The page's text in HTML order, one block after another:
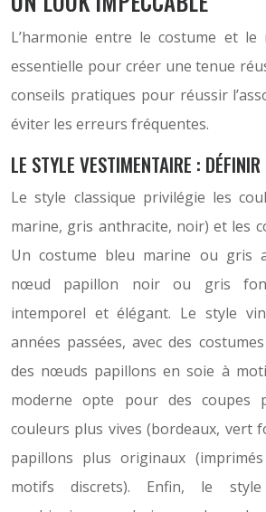
L’harmonie entre le costume et
essentielle pour créer une tenue
conseils pratiques pour réussir
éviter les erreurs fréquentes.
LE STYLE VESTIMENTAIRE :
Le style classique privilégie les
marine, gris anthracite, noir) et les
Un costume bleu marine ou gris
nœud papillon noir ou gris
intemporel et élégant. Le style
années passées, avec des
des nœuds papillons en soie à
moderne opte pour des coupes
couleurs plus vives (bordeaux, vert
papillons plus originaux
motifs discrets). Enfin, le